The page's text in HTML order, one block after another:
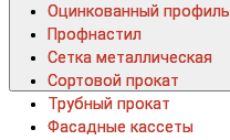
Оцинкованный профиль
Профнастил
Сетка металлическая
Сортовой прокат
Трубный прокат
Фасадные кассеты
Оцинкованный профиль
Профнастил
Сетка металлическая
Сортовой прокат
Трубный прокат
Фасадные кассеты